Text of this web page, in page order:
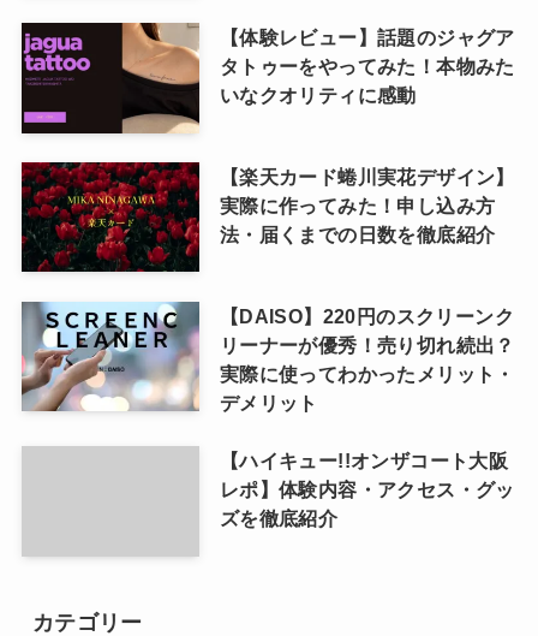
【体験レビュー】話題のジャグア
タトゥーをやってみた！本物みた
いなクオリティに感動
【楽天カード蜷川実花デザイン】
実際に作ってみた！申し込み方
法・届くまでの日数を徹底紹介
【DAISO】220円のスクリーンク
リーナーが優秀！売り切れ続出？
実際に使ってわかったメリット・
デメリット
【ハイキュー!!オンザコート大阪
レポ】体験内容・アクセス・グッ
ズを徹底紹介
カテゴリー